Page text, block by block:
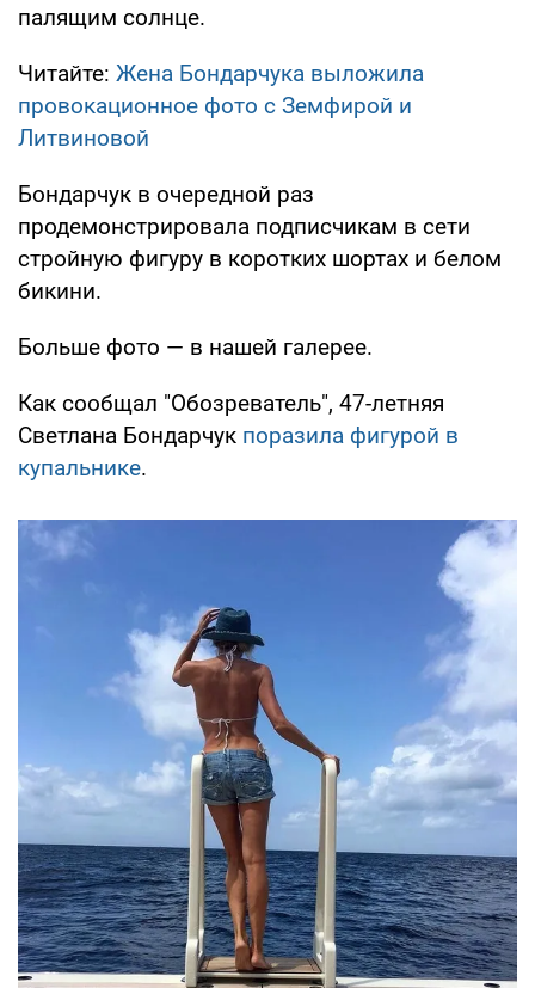
палящим солнце.
Читайте: Жена Бондарчука выложила
провокационное фото с Земфирой и
Литвиновой
Бондарчук в очередной раз
продемонстрировала подписчикам в сети
стройную фигуру в коротких шортах и белом
бикини.
Больше фото — в нашей галерее.
Как сообщал "Обозреватель", 47-летняя
Светлана Бондарчук поразила фигурой в
купальнике.